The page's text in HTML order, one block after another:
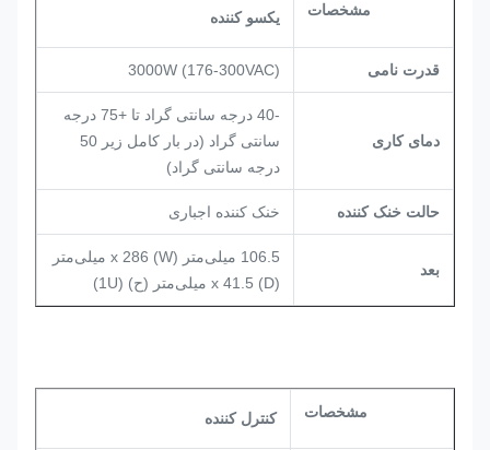
مشخصات یکسو کننده
قدرت نامی 3000W (176-300VAC)
دمای کاری
-40 درجه سانتی گراد تا +75 درجه
سانتی گراد (در بار کامل زیر 50
درجه سانتی گراد)
حالت خنک کننده خنک کننده اجباری
بعد
106.5 میلی‌متر (W) x 286 میلی‌متر
(D) x 41.5 میلی‌متر (ح) (1U)
مشخصات کنترل کننده